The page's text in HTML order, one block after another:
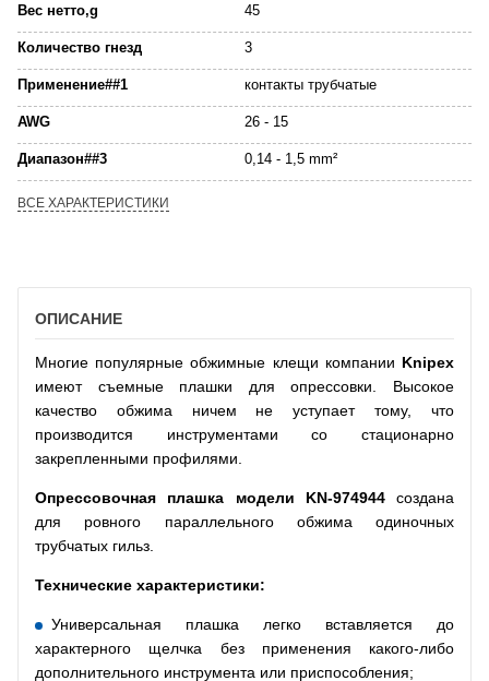
Вес нетто,g 45
Количество гнезд 3
Применение##1 контакты трубчатые
AWG 26 - 15
Диапазон##3 0,14 - 1,5 mm²
ВСЕ ХАРАКТЕРИСТИКИ
ОПИСАНИЕ
Многие популярные обжимные клещи компании Knipex
имеют съемные плашки для опрессовки. Высокое
качество обжима ничем не уступает тому, что
производится инструментами со стационарно
закрепленными профилями.
Опрессовочная плашка модели KN-974944создана
для ровного параллельного обжима одиночных
трубчатых гильз.
Технические характеристики:
Универсальная плашка легко вставляется до
характерного щелчка без применения какого-либо
дополнительного инструмента или приспособления;